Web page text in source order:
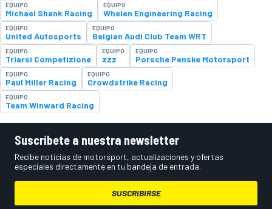
EQUIPO
Michael Shank Racing
EQUIPO
Whelen Engineering Racing
EQUIPO
United Autosports
EQUIPO
Belgian Audi Club Team WRT
EQUIPO
Triarsi Competizione
EQUIPO
zzz
EQUIPO
Porsche Penske Motorsport
EQUIPO
Paul Miller Racing
EQUIPO
Crowdstrike Racing
EQUIPO
Team Winward Racing
Suscríbete a nuestra newsletter
Recibe noticias de motorsport, actualizaciones y ofertas
especiales directamente en tu bandeja de entrada.
SUSCRIBIRSE